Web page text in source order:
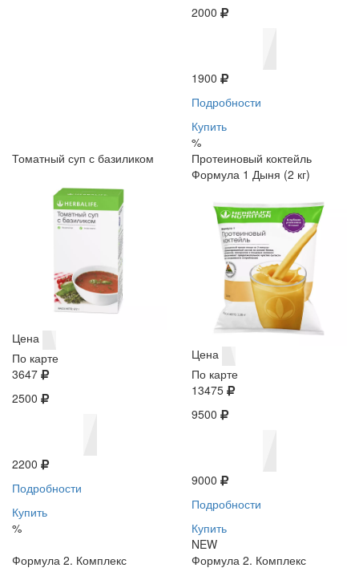
2000
1900
Подробности
Купить
%
Томатный суп с базиликом
Цена
По карте
3647
2500
2200
Подробности
Купить
%
Протеиновый коктейль
Формула 1 Дыня (2 кг)
Цена
По карте
13475
9500
9000
Подробности
Купить
NEW
Формула 2. Комплекс
Формула 2. Комплекс